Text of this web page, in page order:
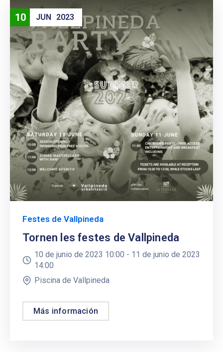
10 JUN 2023
Festes de Vallpineda
Tornen les festes de Vallpineda
10 de junio de 2023 10:00 - 11 de junio de 2023
14:00
Piscina de Vallpineda
Más información